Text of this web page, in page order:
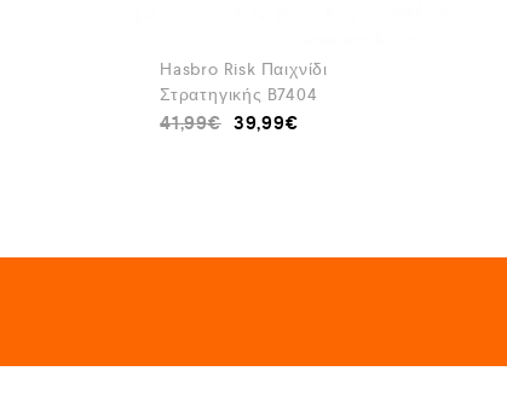
Hasbro Risk Παιχνίδι
Στρατηγικής B7404
41,99€ 39,99€